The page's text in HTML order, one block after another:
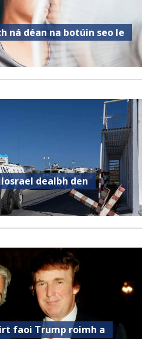
ná déan na botúin seo le
dealbh den
faoi Trump roimh a